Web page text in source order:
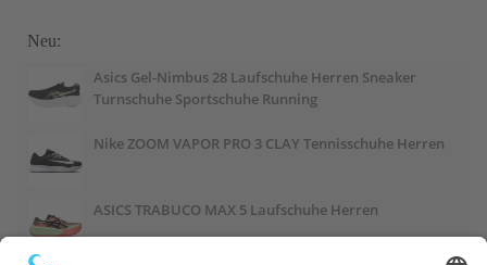
Neu:
Asics Gel-Nimbus 28 Laufschuhe Herren Sneaker
Turnschuhe Sportschuhe Running
Nike ZOOM VAPOR PRO 3 CLAY Tennisschuhe Herren
ASICS TRABUCO MAX 5 Laufschuhe Herren